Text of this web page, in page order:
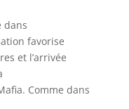
dans
favorise
et l’arrivée
Comme dans